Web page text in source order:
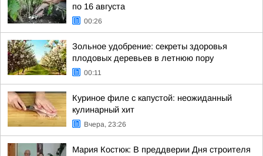
по 16 августа
00:26
Зольное удобрение: секреты здоровья
плодовых деревьев в летнюю пору
00:11
Куриное филе с капустой: неожиданный
кулинарный хит
Вчера, 23:26
Мария Костюк: В преддверии Дня строителя